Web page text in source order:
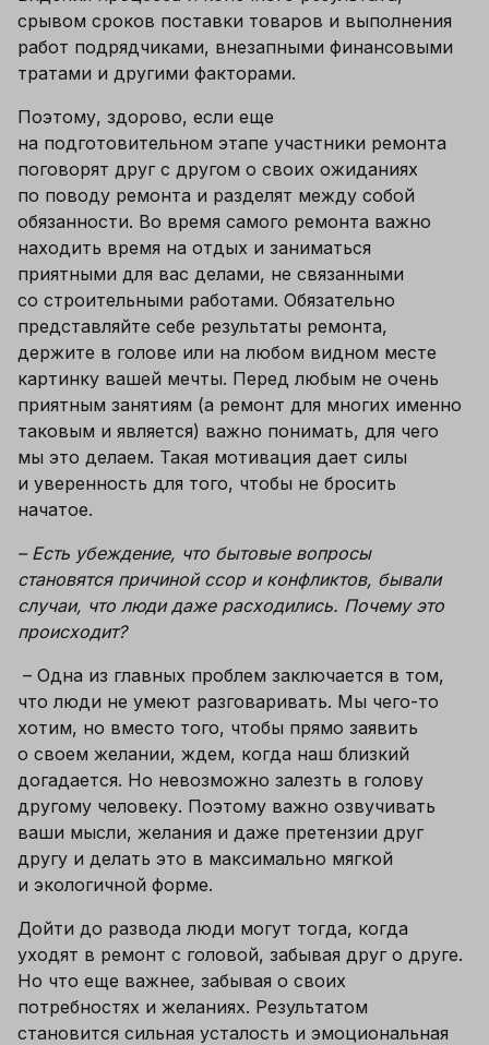
срывом сроков поставки товаров и выполнения
работ подрядчиками, внезапными финансовыми
тратами и другими факторами.
Поэтому, здорово, если еще
на подготовительном этапе участники ремонта
поговорят друг с другом о своих ожиданиях
по поводу ремонта и разделят между собой
обязанности. Во время самого ремонта важно
находить время на отдых и заниматься
приятными для вас делами, не связанными
со строительными работами. Обязательно
представляйте себе результаты ремонта,
держите в голове или на любом видном месте
картинку вашей мечты. Перед любым не очень
приятным занятиям (а ремонт для многих именно
таковым и является) важно понимать, для чего
мы это делаем. Такая мотивация дает силы
и уверенность для того, чтобы не бросить
начатое.
– Есть убеждение, что бытовые вопросы
становятся причиной ссор и конфликтов, бывали
случаи, что люди даже расходились. Почему это
происходит?
– Одна из главных проблем заключается в том,
что люди не умеют разговаривать. Мы чего-то
хотим, но вместо того, чтобы прямо заявить
о своем желании, ждем, когда наш близкий
догадается. Но невозможно залезть в голову
другому человеку. Поэтому важно озвучивать
ваши мысли, желания и даже претензии друг
другу и делать это в максимально мягкой
и экологичной форме.
Дойти до развода люди могут тогда, когда
уходят в ремонт с головой, забывая друг о друге.
Но что еще важнее, забывая о своих
потребностях и желаниях. Результатом
становится сильная усталость и эмоциональная